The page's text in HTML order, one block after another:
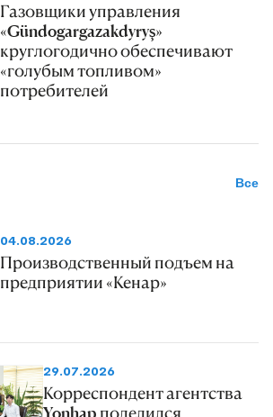
Газовщики управления
«Gündogargazakdyryş»
круглогодично обеспечивают
«голубым топливом»
потребителей
Все
04.08.2026
Производственный подъем на
предприятии «Кенар»
29.07.2026
Корреспондент агентства
Yonhap поделился